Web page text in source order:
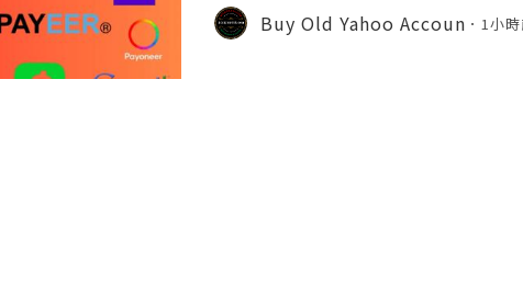
d's leading platforms for software
ration. Millions of develo
Buy Old Yahoo Accoun 1小